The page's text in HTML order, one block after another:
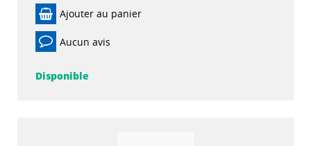
Ajouter au panier
Aucun avis
Disponible